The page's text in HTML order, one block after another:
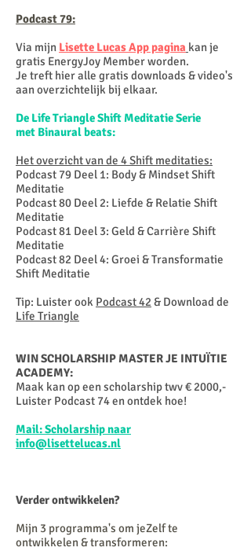
Podcast 79:
Via mijn Lisette Lucas App pagina kan je
gratis EnergyJoy Member worden.
Je treft hier alle gratis downloads & video's
aan overzichtelijk bij elkaar.
De Life Triangle Shift Meditatie Serie
met Binaural beats:
Het overzicht van de 4 Shift meditaties:
Podcast 79 Deel 1: Body & Mindset Shift
Meditatie
Podcast 80 Deel 2: Liefde & Relatie Shift
Meditatie
Podcast 81 Deel 3: Geld & Carrière Shift
Meditatie
Podcast 82 Deel 4: Groei & Transformatie
Shift Meditatie
Tip: Luister ook Podcast 42 & Download de
Life Triangle
WIN SCHOLARSHIP MASTER JE INTUÏTIE
ACADEMY:
Maak kan op een scholarship twv € 2000,-
Luister Podcast 74 en ontdek hoe!
Mail: Scholarship naar
info@lisettelucas.nl
Verder ontwikkelen?
Mijn 3 programma's om jeZelf te
ontwikkelen & transformeren: